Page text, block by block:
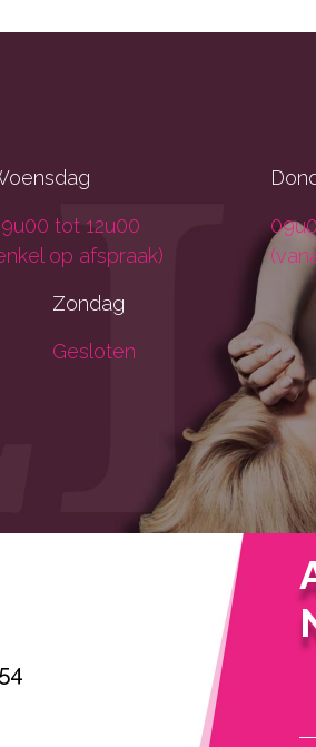
tot 12u00
op afspraak)
Zondag
Gesloten